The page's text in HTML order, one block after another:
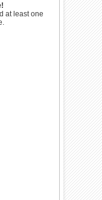
at least one